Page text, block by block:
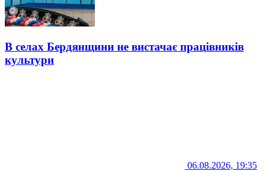
В селах Бердянщини не вистачає працівників
культури
06.08.2026, 19:35